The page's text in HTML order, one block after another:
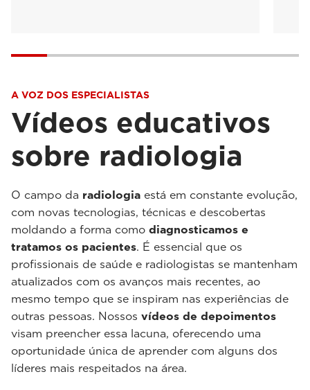
A VOZ DOS ESPECIALISTAS
Vídeos educativos
sobre radiologia
O campo da radiologia está em constante evolução,
com novas tecnologias, técnicas e descobertas
moldando a forma como diagnosticamos e
tratamos os pacientes. É essencial que os
profissionais de saúde e radiologistas se mantenham
atualizados com os avanços mais recentes, ao
mesmo tempo que se inspiram nas experiências de
outras pessoas. Nossos vídeos de depoimentos
visam preencher essa lacuna, oferecendo uma
oportunidade única de aprender com alguns dos
líderes mais respeitados na área.